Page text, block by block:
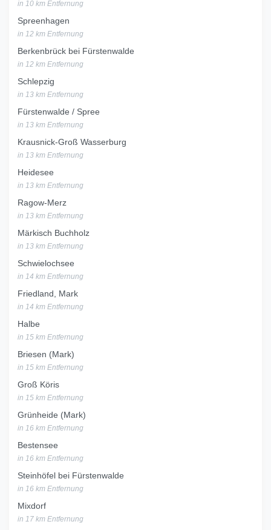
in 10 km Entfernung
Spreenhagen
in 12 km Entfernung
Berkenbrück bei Fürstenwalde
in 12 km Entfernung
Schlepzig
in 13 km Entfernung
Fürstenwalde / Spree
in 13 km Entfernung
Krausnick-Groß Wasserburg
in 13 km Entfernung
Heidesee
in 13 km Entfernung
Ragow-Merz
in 13 km Entfernung
Märkisch Buchholz
in 13 km Entfernung
Schwielochsee
in 14 km Entfernung
Friedland, Mark
in 14 km Entfernung
Halbe
in 15 km Entfernung
Briesen (Mark)
in 15 km Entfernung
Groß Köris
in 15 km Entfernung
Grünheide (Mark)
in 16 km Entfernung
Bestensee
in 16 km Entfernung
Steinhöfel bei Fürstenwalde
in 16 km Entfernung
Mixdorf
in 17 km Entfernung